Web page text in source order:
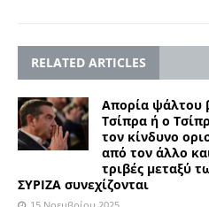
RELATED ARTICLES
Απορία ψάλτου
Τσίπρα ή ο
τον κίνδυνο
από τον άλλο
τριβές μεταξύ
ΣΥΡΙΖΑ συνεχίζονται